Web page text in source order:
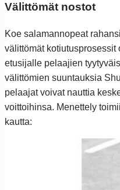
Välittömät nostot
Koe salamannopeat
välittömät kotiutusprosessit
etusijalle pelaajien
välittömien suuntauksia
pelaajat voivat nauttia
voittoihinsa. Menettely
kautta: